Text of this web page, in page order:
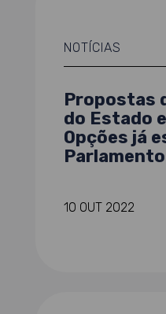
NOTÍCIAS
Propostas
do Estado
Opções já
Parlamento
10 OUT 2022